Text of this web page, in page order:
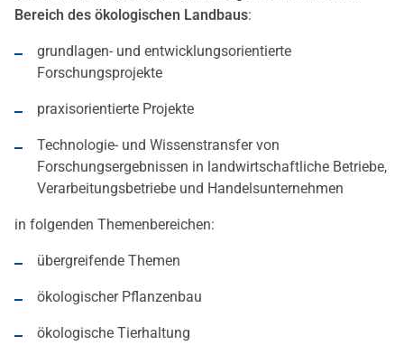
Bereich des ökologischen Landbaus:
grundlagen- und entwicklungsorientierte
Forschungsprojekte
praxisorientierte Projekte
Technologie- und Wissenstransfer von
Forschungsergebnissen in landwirtschaftliche Betriebe,
Verarbeitungsbetriebe und Handelsunternehmen
in folgenden Themenbereichen:
übergreifende Themen
ökologischer Pflanzenbau
ökologische Tierhaltung